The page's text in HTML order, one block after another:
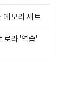
메모리 세트
로라 '역습'